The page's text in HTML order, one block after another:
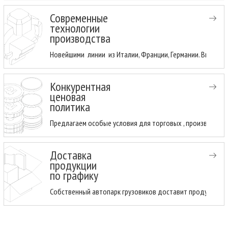
Современные
технологии
производства
Новейшими линии из Италии, Франции, Германии.
Конкурентная
ценовая
политика
Предлагаем особые условия для торговых ,
Доставка
продукции
по графику
Собственный автопарк грузовиков доставит